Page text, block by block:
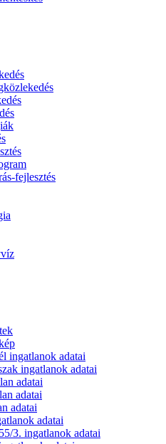
fejlesztés
ingatlanok adatai
ingatlanok adatai
adatai
adatai
adatai
adatai
3. ingatlanok adatai